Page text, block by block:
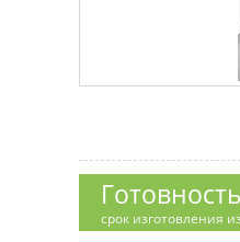
Готовность
срок изготовления